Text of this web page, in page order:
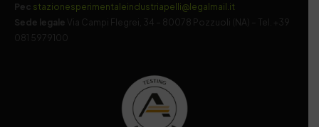
Pec stazionesperimentaleindustriapelli@legalmail.it
Sede legale
Via Campi Flegrei, 34 – 80078 Pozzuoli (NA) – Tel. +39
081 5979100